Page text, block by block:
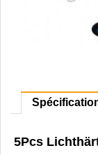
5Pcs